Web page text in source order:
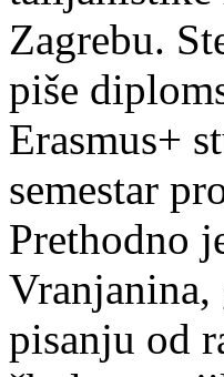
Zagrebu.
piše
Erasmus+
semestar
Prethodno
Vranjanina,
pisanju od